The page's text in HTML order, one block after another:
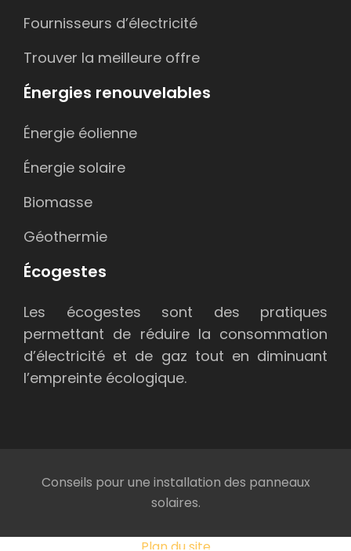
Fournisseurs d’électricité
Trouver la meilleure offre
Énergies renouvelables
Énergie éolienne
Énergie solaire
Biomasse
Géothermie
Écogestes
Les écogestes sont des pratiques
permettant de réduire la consommation
d’électricité et de gaz tout en diminuant
l’empreinte écologique.
Conseils pour une installation des panneaux
solaires.
Plan du site